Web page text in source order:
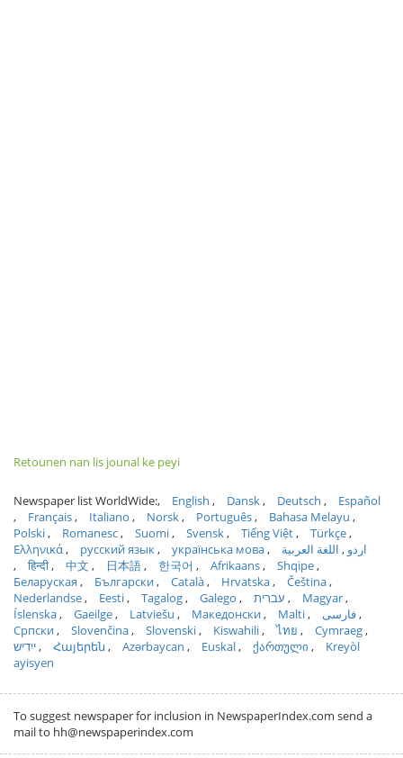
Retounen nan lis jounal ke peyi
Newspaper list WorldWide: English Dansk Deutsch
Español
Français
Italiano Norsk Português
Bahasa Melayu
Polski
Romanesc Suomi Svensk Tiếng Việt
Türkçe
Ελληνικά
русский язык українська мова اردو
اللغة العربية
हिन्दी
中文 日本語 한국어 Afrikaans
Shqipe
Беларуская
Български Català Hrvatska
Čeština
Nederlandse
Eesti Tagalog Galego עברית
Magyar
Íslenska
Gaeilge Latviešu Македонски Malti
فارسی
Српски
Slovenčina Slovenski Kiswahili ไทย
Cymraeg
ייִדיש
Հայերեն Azərbaycan Euskal ქართული
Kreyòl
ayisyen
To suggest newspaper for inclusion in NewspaperIndex.com send a
mail to hh@newspaperindex.com